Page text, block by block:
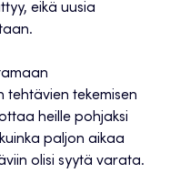
eikä uusia
tehtävien tekemisen
heille pohjaksi
paljon aikaa
olisi syytä varata.